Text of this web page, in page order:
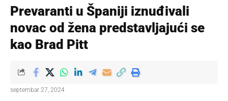
Prevaranti u Španiji iznuđivali
novac od žena predstavljajući se
kao Brad Pitt
septembar 27, 2024